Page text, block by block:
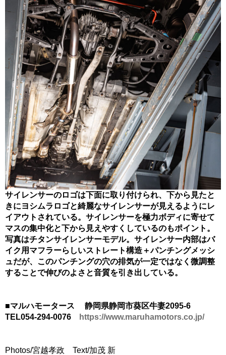
サイレンサーのロゴは下面に取り付けられ、下から見たと
きにヨシムラロゴと綺麗なサイレンサーが見えるようにレ
イアウトされている。サイレンサーを極力ボディに寄せて
マスの集中化と下から見えやすくしているのもポイント。
写真はチタンサイレンサーモデル。サイレンサー内部はバ
イク用マフラーらしいストレート構造＋パンチングメッシ
ュだが、このパンチングの穴の排気が一定ではなく微調整
することで伸びのよさと音質を引き出している。
■マルハモータース 静岡県静岡市葵区牛妻2095-6
TEL054-294-0076
https://www.maruhamotors.co.jp/
Photos/宮越孝政 Text/加茂 新